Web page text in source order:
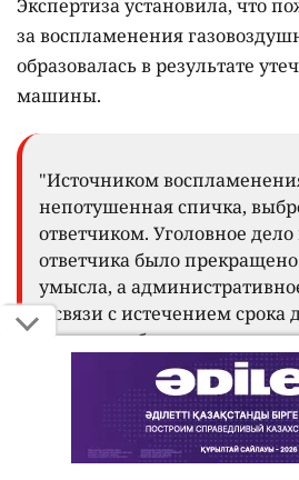
Экспертиза установила, что
за воспламенения
образовалась в результате
машины.
"Источником
непотушенная спичка,
ответчиком. Уголовное
ответчика было прекращено
умысла, а
в связи с истечением срока
это не освободило его от
правовой ответственности",